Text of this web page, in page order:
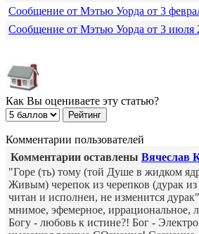
Сообщение от Мэтью Уорда от 3
Сообщение от Мэтью Уорда от 3 июля
Как Вы оцениваете эту статью?
Комментарии пользователей
Комментарии оставлены Вячеслав
"Горе (ть) тому (той Душе в жидком
Живым) черепок из черепков (дурак
читан и исполнен, не изменится
мнимое, эфемерное,
Богу - любовь к истине?! Бог -